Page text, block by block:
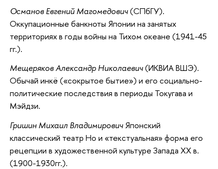
Османов Евгений Магомедович(СПбГУ).
Оккупационные банкноты Японии на занятых
территориях в годы войны на Тихом океане (1941-45
гг.).
Мещеряков Александр Николаевич(ИКВИА ВШЭ).
Обычай инкё («сокрытое бытие») и его социально-
политические последствия в периоды Токугава и
Мэйдзи.
Гришин Михаил Владимирович Японский
классический театр Но и «текстуальная» форма его
рецепции в художественной культуре Запада ХХ в.
(1900-1930гг.).